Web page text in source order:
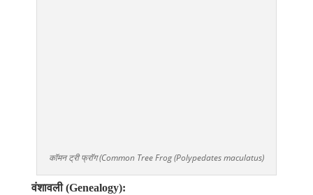
कॉमन ट्री फ्रॉग (Common Tree Frog (Polypedates maculatus)
वंशावली (Genealogy):